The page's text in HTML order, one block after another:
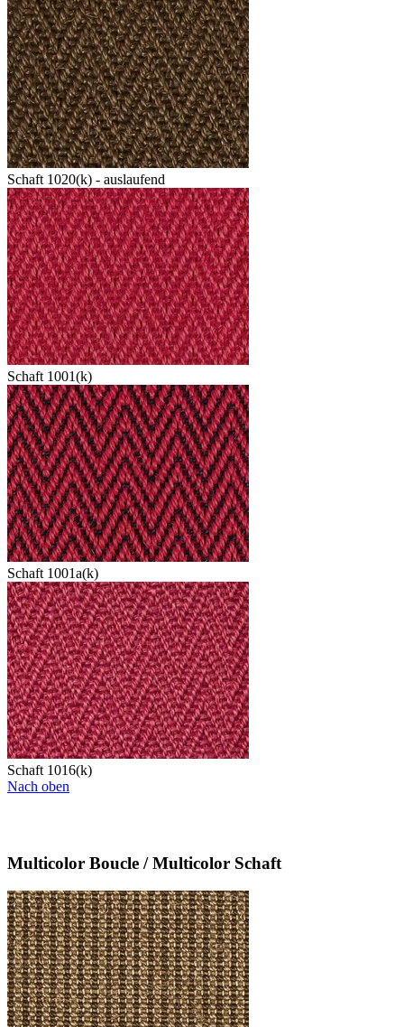
Schaft 1020(k) - auslaufend
Schaft 1001(k)
Schaft 1001a(k)
Schaft 1016(k)
Nach oben
Multicolor Boucle / Multicolor Schaft